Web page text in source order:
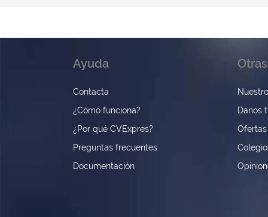
Ayuda
Contacta
¿Cómo funciona?
¿Por qué CVExpres?
Preguntas frecuentes
Documentación
Danos